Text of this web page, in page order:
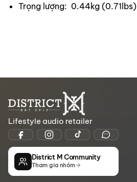
Trọng lượng: 0.44kg (0.71lbs)
Lifestyle audio retailer
District M Community
Tham gia nhóm